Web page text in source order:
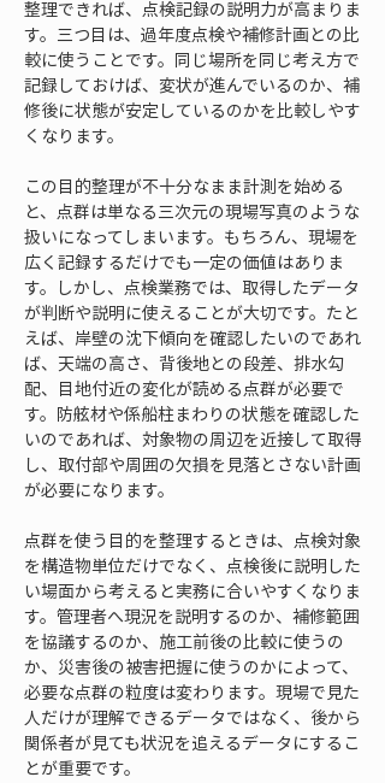
整理できれば、点検記録の説明力が高まりま
す。三つ目は、過年度点検や補修計画との比
較に使うことです。同じ場所を同じ考え方で
記録しておけば、変状が進んでいるのか、補
修後に状態が安定しているのかを比較しやす
くなります。
この目的整理が不十分なまま計測を始める
と、点群は単なる三次元の現場写真のような
扱いになってしまいます。もちろん、現場を
広く記録するだけでも一定の価値はありま
す。しかし、点検業務では、取得したデータ
が判断や説明に使えることが大切です。たと
えば、岸壁の沈下傾向を確認したいのであれ
ば、天端の高さ、背後地との段差、排水勾
配、目地付近の変化が読める点群が必要で
す。防舷材や係船柱まわりの状態を確認した
いのであれば、対象物の周辺を近接して取得
し、取付部や周囲の欠損を見落とさない計画
が必要になります。
点群を使う目的を整理するときは、点検対象
を構造物単位だけでなく、点検後に説明した
い場面から考えると実務に合いやすくなりま
す。管理者へ現況を説明するのか、補修範囲
を協議するのか、施工前後の比較に使うの
か、災害後の被害把握に使うのかによって、
必要な点群の粒度は変わります。現場で見た
人だけが理解できるデータではなく、後から
関係者が見ても状況を追えるデータにするこ
とが重要です。